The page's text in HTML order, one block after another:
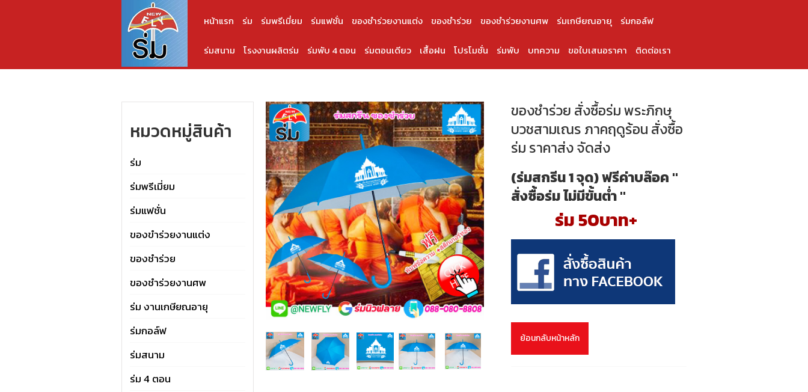
หน้าแรก ร่ม ร่มพรีเมี่ยม ร่มแฟชั่น ของชำร่วยงานแต่ง ของชำร่วย ของชำร่วยงานศพ ร่มเกษียณอายุ ร่มกอล์ฟ
ร่มสนาม โรงงานผลิตร่ม ร่มพับ 4 ตอน ร่มตอนเดียว เสื้อฝน โปรโมชั่น ร่มพับ บทความ ขอใบเสนอราคา ติดต่อเรา
หมวดหมู่สินค้า
ร่ม
ร่มพรีเมี่ยม
ร่มแฟชั่น
ของขำร่วยงานแต่ง
ของชำร่วย
ของชำร่วยงานศพ
ร่ม งานเกษียณอายุ
ร่มกอล์ฟ
ร่มสนาม
ร่ม 4 ตอน
ของชำร่วย สั่งซื้อร่ม พระภิกษุ
บวชสามเณร ภาคฤดูร้อน สั่งซื้อ
ร่ม ราคาส่ง จัดส่ง
(ร่มสกรีน 1 จุด) ฟรีค่าบล๊อค "
สั่งซื้อร่ม ไม่มีขั้นต่ำ "
ร่ม 50บาท+
ย้อนกลับหน้าหลัก